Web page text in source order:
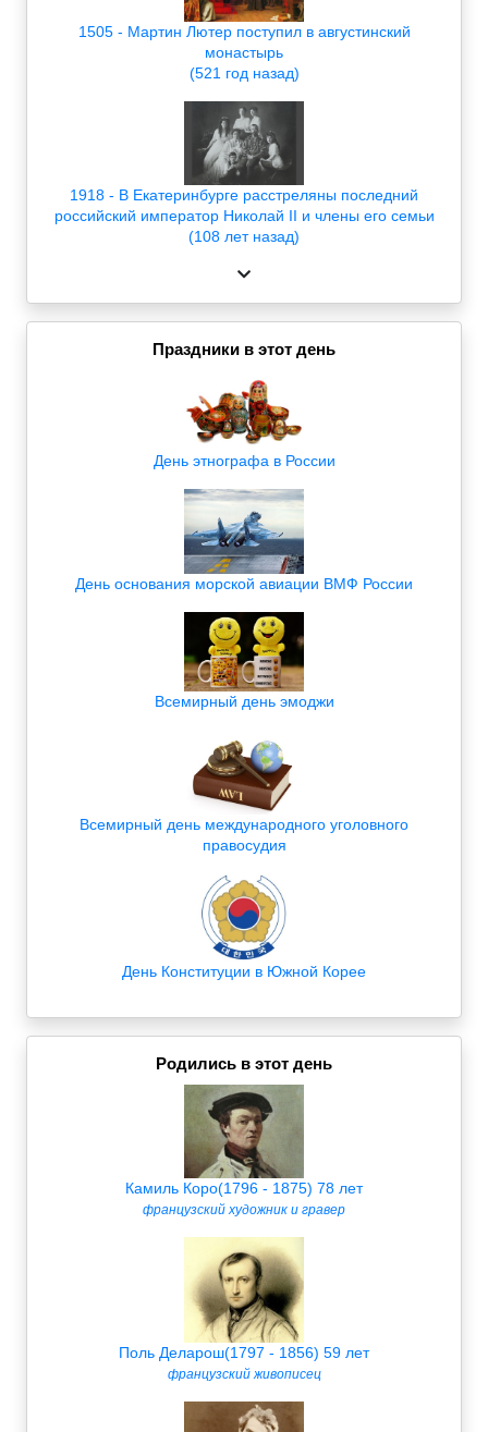
1505 - Мартин Лютер поступил в августинский
монастырь
(521 год назад)
1918 - В Екатеринбурге расстреляны последний
российский император Николай II и члены его семьи
(108 лет назад)
Праздники в этот день
День этнографа в России
День основания морской авиации ВМФ России
Всемирный день эмоджи
Всемирный день международного уголовного
правосудия
День Конституции в Южной Корее
Родились в этот день
Камиль Коро(1796 - 1875) 78 лет
французский художник и гравер
Поль Деларош(1797 - 1856) 59 лет
французский живописец